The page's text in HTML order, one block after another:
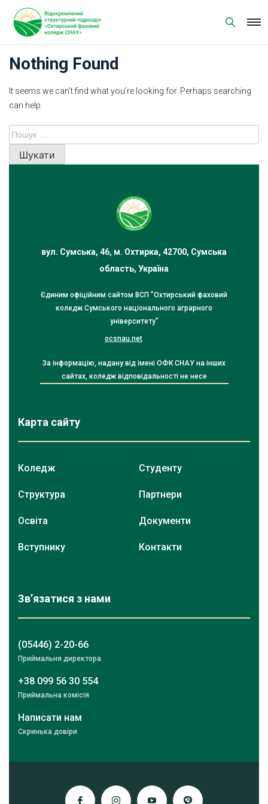
Skip
to
content
Nothing Found
It seems we can’t find what you’re looking for. Perhaps searching
can help.
Пошук:
вул. Сумська, 46, м. Охтирка, 42700, Сумська
область, Україна
Єдиним офіційним сайтом ВСП "Охтирський фаховий
коледж Сумського національного аграрного
університету"
ocsnau.net
За інформацію, надану від імені ОФК СНАУ на інших
сайтах, коледж відповідальності не несе
Карта сайту
Коледж
Структура
Освіта
Вступнику
Студенту
Партнери
Документи
Контакти
Зв’язатися з нами
(05446) 2-20-66
Приймальня директора
+38 099 56 30 554
Приймальна комісія
Написати нам
Скринька довіри